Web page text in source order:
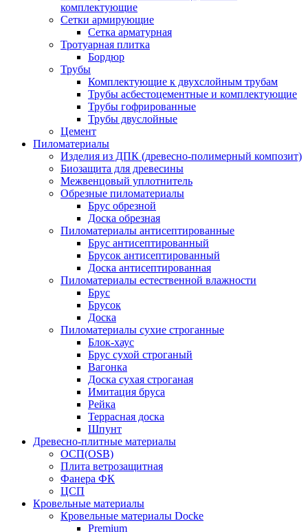
комплектующие
Сетки армирующие
Сетка арматурная
Тротуарная плитка
Бордюр
Трубы
Комплектующие к двухслойным трубам
Трубы асбестоцементные и комплектующие
Трубы гофрированные
Трубы двуслойные
Цемент
Пиломатериалы
Изделия из ДПК (древесно-полимерный композит)
Биозащита для древесины
Межвенцовый уплотнитель
Обрезные пиломатериалы
Брус обрезной
Доска обрезная
Пиломатериалы антисептированные
Брус антисептированный
Брусок антисептированный
Доска антисептированная
Пиломатериалы естественной влажности
Брус
Брусок
Доска
Пиломатериалы сухие строганные
Блок-хаус
Брус сухой строганый
Вагонка
Доска сухая строганая
Имитация бруса
Рейка
Террасная доска
Шпунт
Древесно-плитные материалы
ОСП(OSB)
Плита ветрозащитная
Фанера ФК
ЦСП
Кровельные материалы
Кровельные материалы Docke
Premium